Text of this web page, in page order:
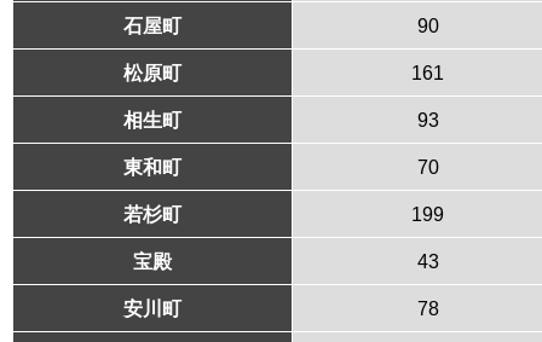
石屋町 90
松原町 161
相生町 93
東和町 70
若杉町 199
宝殿 43
安川町 78